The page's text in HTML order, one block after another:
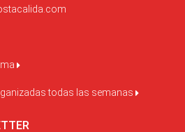
todas las semanas